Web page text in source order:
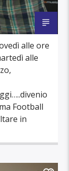
alle ore
alle
Football
in